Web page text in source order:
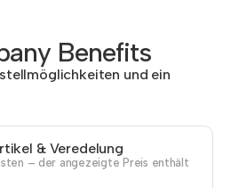
Benefits
und ein
& Veredelung
– der angezeigte Preis enthält